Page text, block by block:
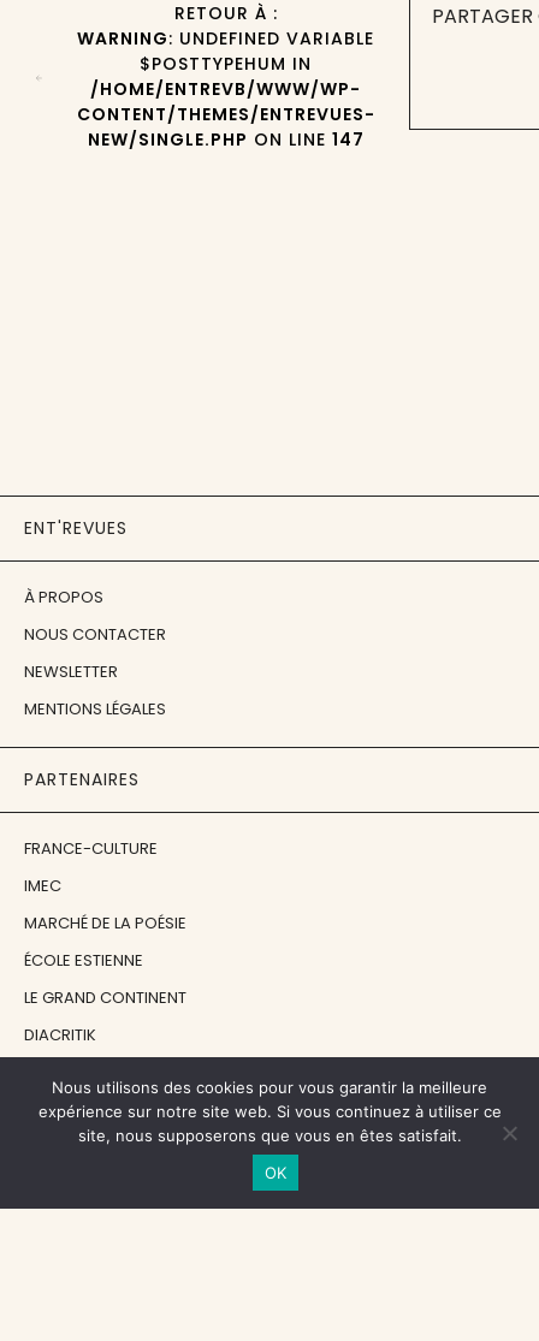
RETOUR À :
WARNING: UNDEFINED VARIABLE
$POSTTYPEHUM IN
/HOME/ENTREVB/WWW/WP-
CONTENT/THEMES/ENTREVUES-
NEW/SINGLE.PHP ON LINE 147
ENT'REVUES
À PROPOS
NOUS CONTACTER
NEWSLETTER
MENTIONS LÉGALES
PARTENAIRES
FRANCE-CULTURE
IMEC
MARCHÉ DE LA POÉSIE
ÉCOLE ESTIENNE
LE GRAND CONTINENT
DIACRITIK
NOS SOUTIENS
CENTRE NATIONAL DU LIVRE
Nous utilisons des cookies pour vous garantir la meilleure
expérience sur notre site web. Si vous continuez à utiliser ce
site, nous supposerons que vous en êtes satisfait.
OK